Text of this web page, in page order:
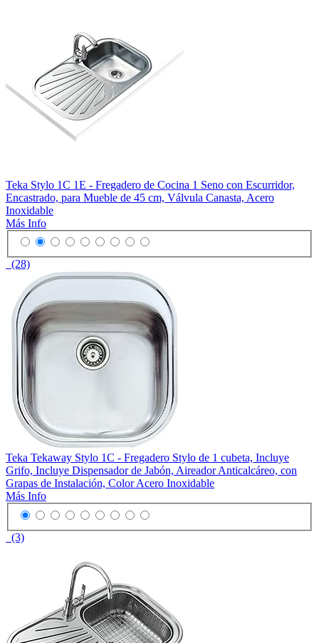
Teka Stylo 1C 1E - Fregadero de Cocina 1 Seno con Escurridor,
Encastrado, para Mueble de 45 cm, Válvula Canasta, Acero
Inoxidable
Más Info
(28)
Teka Tekaway Stylo 1C - Fregadero Stylo de 1 cubeta, Incluye
Grifo, Incluye Dispensador de Jabón, Aireador Anticalcáreo, con
Grapas de Instalación, Color Acero Inoxidable
Más Info
(3)